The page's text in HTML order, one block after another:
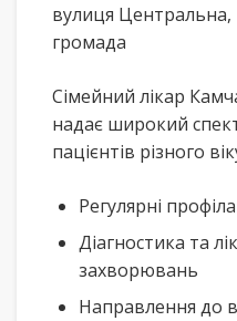
вулиця
громада
Сімейний лікар
надає широкий
пацієнтів різного
Регулярні
Діагностика та
захворювань
Направлення до